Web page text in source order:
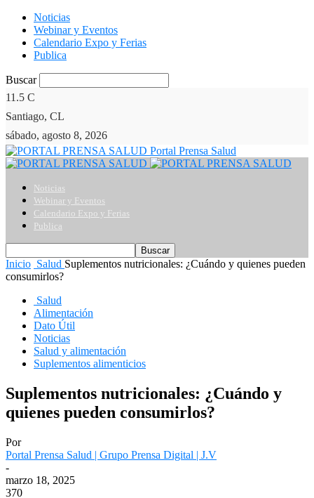
Noticias
Webinar y Eventos
Calendario Expo y Ferias
Publica
Buscar
11.5 C
Santiago, CL
sábado, agosto 8, 2026
Portal Prensa Salud
Noticias
Webinar y Eventos
Calendario Expo y Ferias
Publica
Inicio Salud Suplementos nutricionales: ¿Cuándo y quienes pueden
consumirlos?
Salud
Alimentación
Dato Útil
Noticias
Salud y alimentación
Suplementos alimenticios
Suplementos nutricionales: ¿Cuándo y
quienes pueden consumirlos?
Por
Portal Prensa Salud | Grupo Prensa Digital | J.V
-
marzo 18, 2025
370